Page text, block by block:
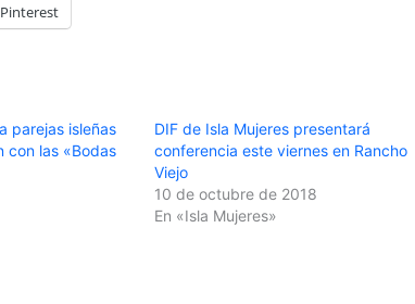
Pinterest
parejas isleñas
con las «Bodas
DIF de Isla Mujeres presentará
conferencia este viernes en Rancho
Viejo
10 de octubre de 2018
En «Isla Mujeres»